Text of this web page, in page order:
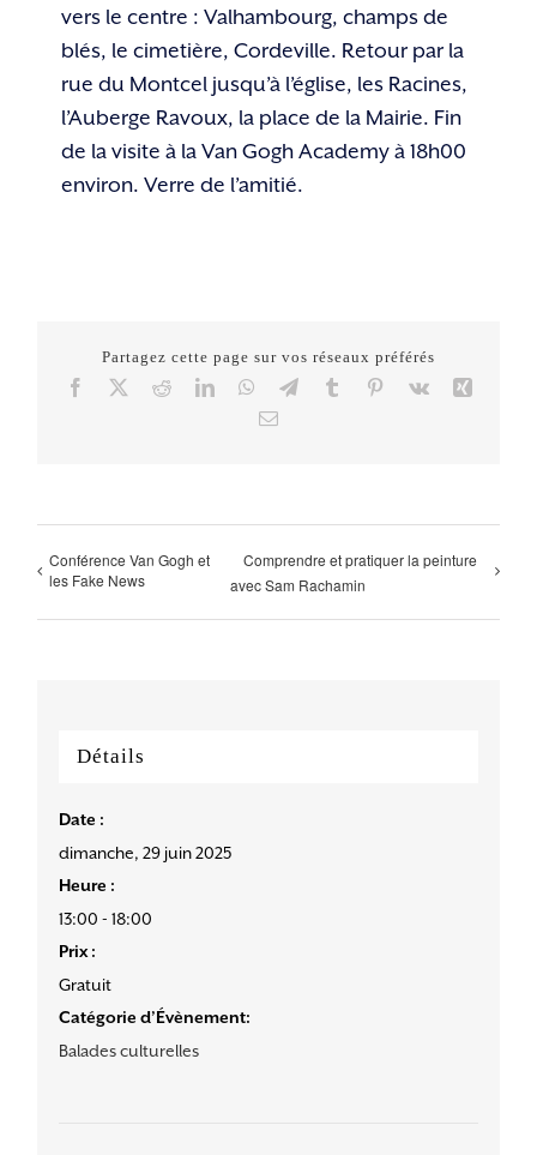
vers le centre : Valhambourg, champs de
blés, le cimetière, Cordeville. Retour par la
rue du Montcel jusqu’à l’église, les Racines,
l’Auberge Ravoux, la place de la Mairie. Fin
de la visite à la Van Gogh Academy à 18h00
environ. Verre de l’amitié.
Partagez cette page sur vos réseaux préférés
Facebook RedditLinkedInWhatsApp
TelegramTumblr Pinterest
Vk
Xing
Email
Conférence Van Gogh et
les Fake News
Comprendre et pratiquer la peinture
avec Sam Rachamin
Détails
Date :
dimanche, 29 juin 2025
Heure :
13:00 - 18:00
Prix :
Gratuit
Catégorie d’Évènement:
Balades culturelles